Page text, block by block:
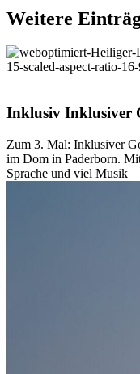
Weitere
Inklusiv Inklusiver
Zum 3. Mal: Inklusiver
im Dom in Paderborn.
Sprache und viel Musik